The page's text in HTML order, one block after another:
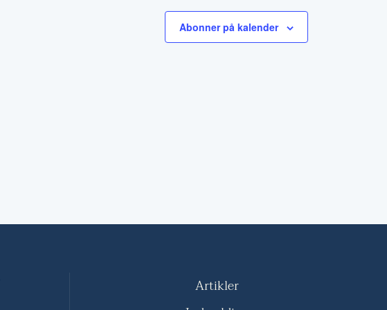
Abonner på kalender
Artikler